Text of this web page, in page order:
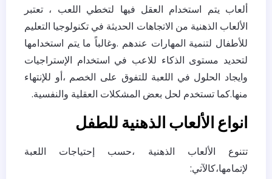
ألعاب يتم استخدام العقل فيها لتخطي اللعب ، تعتبر
الألعاب الذهنية من الاتجاهات الحديثة في تكنولوجيا التعليم
للأطفال لتنمية المهارات عندهم .وغالباً ما يتم استخدامها
لتحديد مستوى الذكاء للاعب في استخدام الإستراجيات
وايجاد الحلول في اللعبة للتفوق على الخصم ،أو للإنتهاء
منها.كما تستخدم لحل بعض المشكلات العقلية والنفسية.
انواع الألعاب الذهنية للطفل
تتنوع الألعاب الذهنية ،حسب إحتياجات اللعبة
لإتمامها،كالآتي: